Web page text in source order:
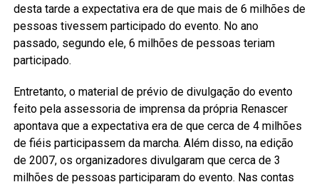
desta tarde a expectativa era de que mais de 6 milhões de
pessoas tivessem participado do evento. No ano
passado, segundo ele, 6 milhões de pessoas teriam
participado.
Entretanto, o material de prévio de divulgação do evento
feito pela assessoria de imprensa da própria Renascer
apontava que a expectativa era de que cerca de 4 milhões
de fiéis participassem da marcha. Além disso, na edição
de 2007, os organizadores divulgaram que cerca de 3
milhões de pessoas participaram do evento. Nas contas